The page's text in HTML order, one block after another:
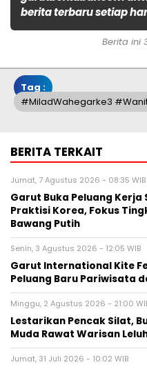
berita terbaru setiap
Berita ini
Tag :
#miladWahegarke3
BERITA TERKAIT
Jumat, 7 Agustus 2026 - 08:35 WIB
Garut Buka Peluang
Praktisi Korea, Fokus
Bawang Putih
Senin, 3 Agustus 2026 - 12:05 WIB
Garut International Kite
Peluang Baru Pariwisata
Minggu, 2 Agustus 2026 - 21:00
Lestarikan Pencak Silat,
Muda Rawat Warisan
Jumat, 31 Juli 2026 - 10:02 WIB